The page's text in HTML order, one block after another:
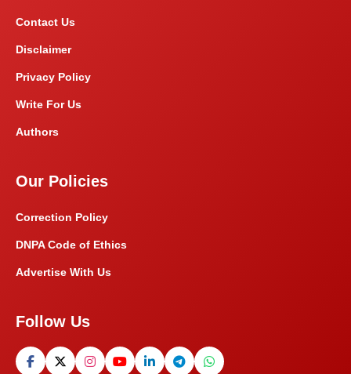
Contact Us
Disclaimer
Privacy Policy
Write For Us
Authors
Our Policies
Correction Policy
DNPA Code of Ethics
Advertise With Us
Follow Us